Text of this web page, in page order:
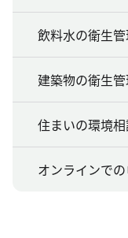
飲料水の衛生
建築物の衛生
住まいの環境
オンラインで